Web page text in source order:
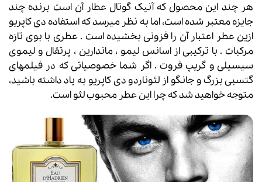
هر چند این محصول که آنیک گوتال عطار آن است برنده چند
جایزه معتبر شده است، اما به نظر میرسد که استفاده دی کاپریو
ازین عطر اعتبار آن را فزونی بخشیده است . عطری با بوی تازه
مرکبات . با ترکیبی از اسانس لیمو ، ماندارین ، پرتقال و لیموی
سیسیلی و گریپ فروت . اگر شما خصوصیاتی که در فیلمهای
گتسبی بزرگ و جانگو از لئوناردو دی کاپریو به یاد داشته باشید،
متوجه خواهید شد که چرا این عطر محبوب لئو است.